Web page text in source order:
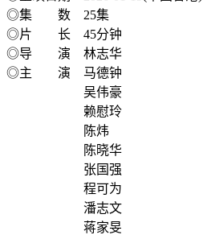
◎集 数 25集
◎片 长 45分钟
◎导 演 林志华
◎主 演 马德钟
吴伟豪
赖慰玲
陈炜
陈晓华
张国强
程可为
潘志文
蒋家旻